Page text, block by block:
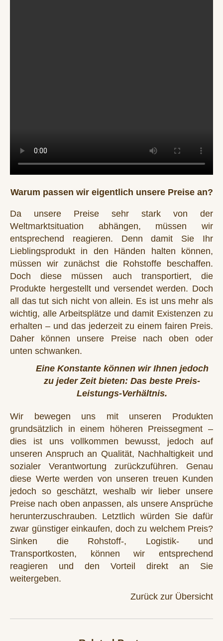
Warum passen wir eigentlich unsere Preise an?
Da unsere Preise sehr stark von der
Weltmarktsituation abhängen, müssen wir
entsprechend reagieren. Denn damit Sie Ihr
Lieblingsprodukt in den Händen halten können,
müssen wir zunächst die Rohstoffe beschaffen.
Doch diese müssen auch transportiert, die
Produkte hergestellt und versendet werden. Doch
all das tut sich nicht von allein. Es ist uns mehr als
wichtig, alle Arbeitsplätze und damit Existenzen zu
erhalten – und das jederzeit zu einem fairen Preis.
Daher können unsere Preise nach oben oder
unten schwanken.
Eine Konstante können wir Ihnen jedoch
zu jeder Zeit bieten: Das beste Preis-
Leistungs-Verhältnis.
Wir bewegen uns mit unseren Produkten
grundsätzlich in einem höheren Preissegment –
dies ist uns vollkommen bewusst, jedoch auf
unseren Anspruch an Qualität, Nachhaltigkeit und
sozialer Verantwortung zurückzuführen. Genau
diese Werte werden von unseren treuen Kunden
jedoch so geschätzt, weshalb wir lieber unsere
Preise nach oben anpassen, als unsere Ansprüche
herunterzuschrauben. Letztlich würden Sie dafür
zwar günstiger einkaufen, doch zu welchem Preis?
Sinken die Rohstoff-, Logistik- und
Transportkosten, können wir entsprechend
reagieren und den Vorteil direkt an Sie
weitergeben.
Zurück zur Übersicht